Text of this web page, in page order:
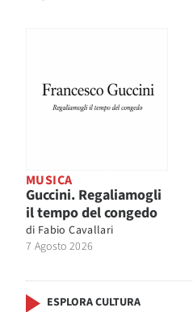
MUSICA
Guccini. Regaliamogli
il tempo del congedo
di Fabio Cavallari
7 Agosto 2026
ESPLORA CULTURA